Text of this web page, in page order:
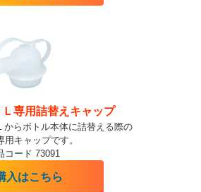
Ｌ専用詰替えキャップ
らボトル本体に詰替える際の
用キャップです。
コード 73091
入はこちら